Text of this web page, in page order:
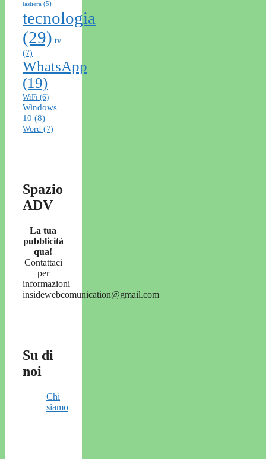
tastiera (5)
tecnologia
(29) tv
(7)
WhatsApp
(19)
WiFi (6)
Windows
10 (8)
Word (7)
Spazio
ADV
La tua
pubblicità
qua!
Contattaci
per
informazioni
insidewebcomunication@gmail.com
Su di
noi
Chi
siamo